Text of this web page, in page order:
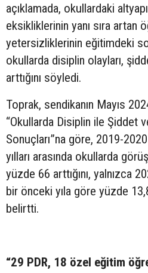
açıklamada, okullardaki
eksikliklerinin yanı sıra artan
yetersizliklerinin eğitimdeki
okullarda disiplin olayları,
arttığını söyledi.
Toprak, sendikanın Mayıs
“Okullarda Disiplin ile Şiddet
Sonuçları”na göre, 2019-
yılları arasında okullarda
yüzde 66 arttığını, yalnızca
bir önceki yıla göre yüzde 13,8
belirtti.
“29 PDR, 18 özel eğitim